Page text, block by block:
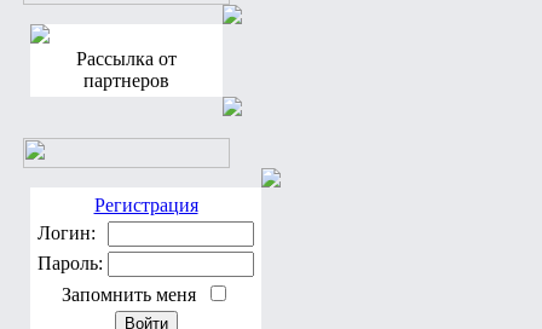
Рассылка от
партнеров
Регистрация
Логин:
Пароль:
Запомнить меня